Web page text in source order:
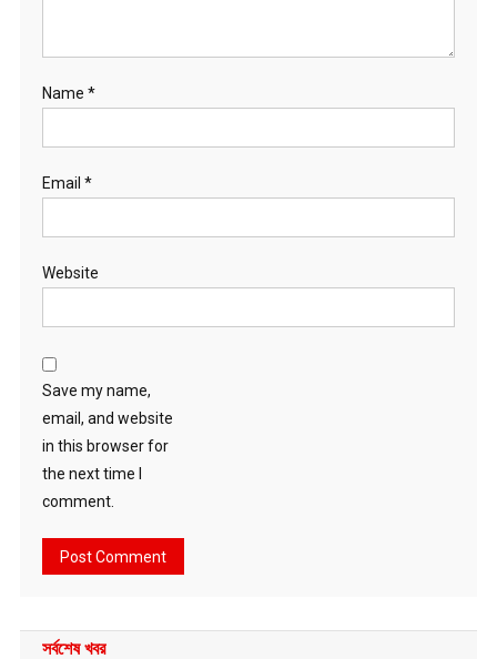
Name *
Email *
Website
Save my name,
email, and website
in this browser for
the next time I
comment.
সর্বশেষ খবর